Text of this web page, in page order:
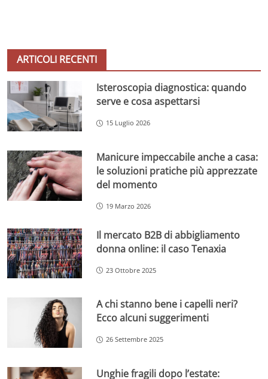
ARTICOLI RECENTI
Isteroscopia diagnostica: quando
serve e cosa aspettarsi
15 Luglio 2026
Manicure impeccabile anche a casa:
le soluzioni pratiche più apprezzate
del momento
19 Marzo 2026
Il mercato B2B di abbigliamento
donna online: il caso Tenaxia
23 Ottobre 2025
A chi stanno bene i capelli neri?
Ecco alcuni suggerimenti
26 Settembre 2025
Unghie fragili dopo l’estate: